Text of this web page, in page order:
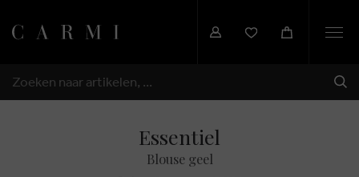
ZOEKEN
Essentiel
Blouse geel